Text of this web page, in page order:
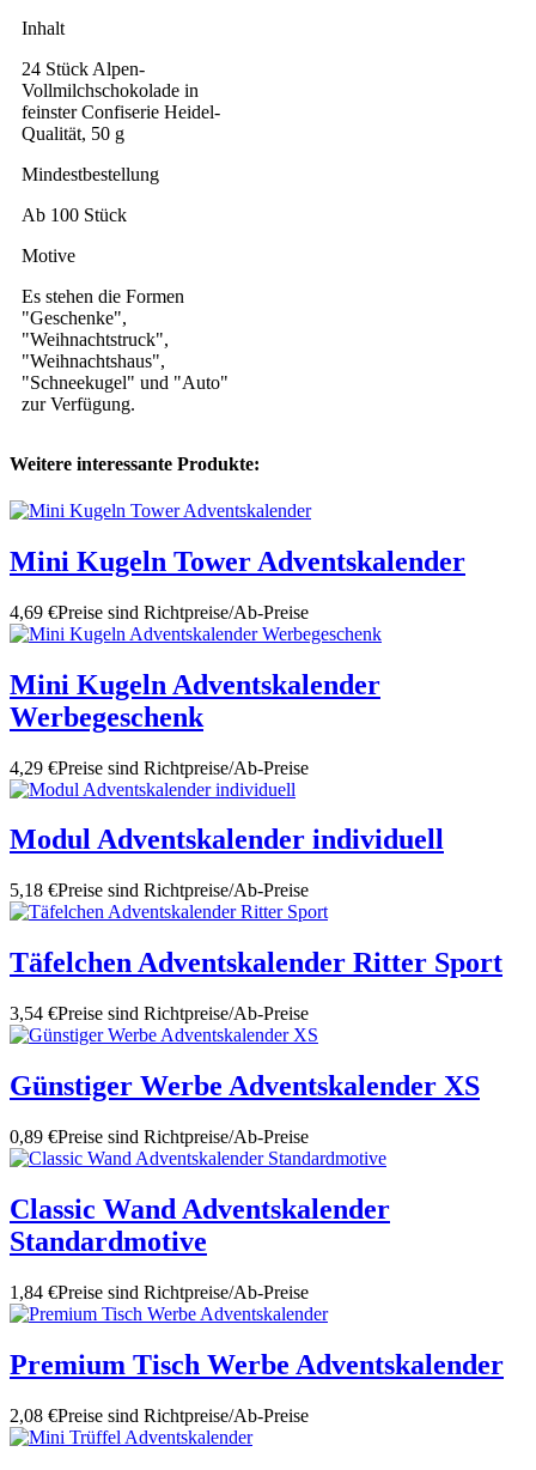
Inhalt
24 Stück Alpen-
Vollmilchschokolade in
feinster Confiserie Heidel-
Qualität, 50 g
Mindestbestellung
Ab 100 Stück
Motive
Es stehen die Formen
"Geschenke",
"Weihnachtstruck",
"Weihnachtshaus",
"Schneekugel" und "Auto"
zur Verfügung.
Weitere interessante Produkte:
Mini Kugeln Tower Adventskalender
4,69 €Preise sind Richtpreise/Ab-Preise
Mini Kugeln Adventskalender
Werbegeschenk
4,29 €Preise sind Richtpreise/Ab-Preise
Modul Adventskalender individuell
5,18 €Preise sind Richtpreise/Ab-Preise
Täfelchen Adventskalender Ritter Sport
3,54 €Preise sind Richtpreise/Ab-Preise
Günstiger Werbe Adventskalender XS
0,89 €Preise sind Richtpreise/Ab-Preise
Classic Wand Adventskalender
Standardmotive
1,84 €Preise sind Richtpreise/Ab-Preise
Premium Tisch Werbe Adventskalender
2,08 €Preise sind Richtpreise/Ab-Preise